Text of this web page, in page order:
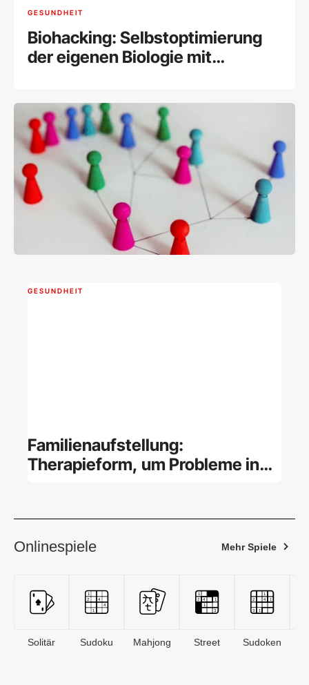
GESUNDHEIT
Biohacking: Selbstoptimierung
der eigenen Biologie mit
GESUNDHEIT
Familienaufstellung:
Therapieform, um Probleme in
Onlinespiele Mehr Spiele
Solitär Sudoku Mahjong Street Sudoken